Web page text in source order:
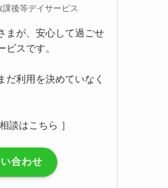
後等デイサービス
まが、安心して過ごせ
ビスです。
だ利用を決めていなく
こちら ］
合わせ